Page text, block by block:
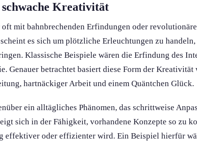
Kreativität
mit bahnbrechenden Erfindungen oder
es sich um plötzliche Erleuchtung­en zu
Klassische Beispiele wären die Erfindung des
Genauer betrachtet basiert diese Form der
hartnäckiger Arbeit und einem Quäntchen Glück.
ein alltägliches Phänomen, das schrittweise
sich in der Fähigkeit, vorhandene Konzepte so zu
effektiver oder effizienter wird. Ein Beispiel hierfür